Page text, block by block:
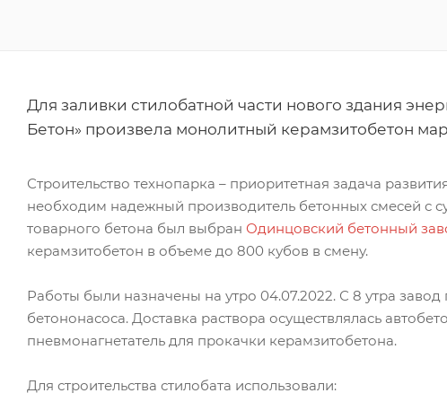
Для заливки стилобатной части нового здания
Бетон» произвела монолитный керамзитобетон
Строительство технопарка – приоритетная задача
необходим надежный производитель бетонных смесей
товарного бетона был выбран Одинцовский бетонный
керамзитобетон в объеме до 800 кубов в смену.
Работы были назначены на утро 04.07.2022. С 8 утра
бетононасоса. Доставка раствора осуществлялась
пневмонагнетатель для прокачки керамзитобетона.
Для строительства стилобата использовали: